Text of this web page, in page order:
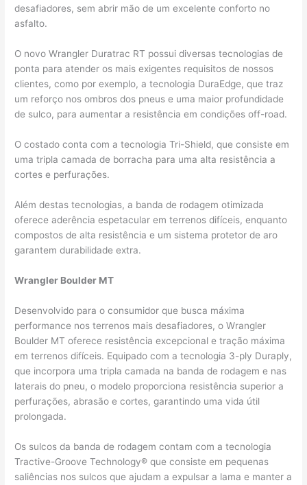
desafiadores, sem abrir mão de um excelente conforto no
asfalto.
O novo Wrangler Duratrac RT possui diversas tecnologias de
ponta para atender os mais exigentes requisitos de nossos
clientes, como por exemplo, a tecnologia DuraEdge, que traz
um reforço nos ombros dos pneus e uma maior profundidade
de sulco, para aumentar a resistência em condições off-road.
O costado conta com a tecnologia Tri-Shield, que consiste em
uma tripla camada de borracha para uma alta resistência a
cortes e perfurações.
Além destas tecnologias, a banda de rodagem otimizada
oferece aderência espetacular em terrenos difíceis, enquanto
compostos de alta resistência e um sistema protetor de aro
garantem durabilidade extra.
Wrangler Boulder MT
Desenvolvido para o consumidor que busca máxima
performance nos terrenos mais desafiadores, o Wrangler
Boulder MT oferece resistência excepcional e tração máxima
em terrenos difíceis. Equipado com a tecnologia 3-ply Duraply,
que incorpora uma tripla camada na banda de rodagem e nas
laterais do pneu, o modelo proporciona resistência superior a
perfurações, abrasão e cortes, garantindo uma vida útil
prolongada.
Os sulcos da banda de rodagem contam com a tecnologia
Tractive-Groove Technology® que consiste em pequenas
saliências nos sulcos que ajudam a expulsar a lama e manter a